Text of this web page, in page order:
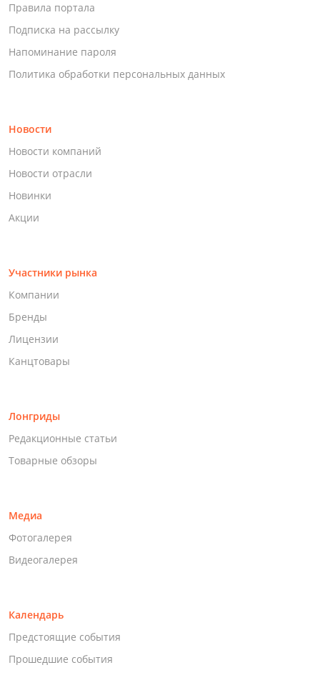
Правила портала
Подписка на рассылку
Напоминание пароля
Политика обработки персональных данных
Новости
Новости компаний
Новости отрасли
Новинки
Акции
Участники рынка
Компании
Бренды
Лицензии
Канцтовары
Лонгриды
Редакционные статьи
Товарные обзоры
Медиа
Фотогалерея
Видеогалерея
Календарь
Предстоящие события
Прошедшие события